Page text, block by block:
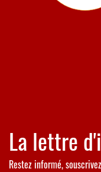
La lettre
Restez informé,